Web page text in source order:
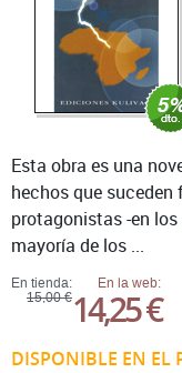
En tienda:
15,00 €
En la web:
14,25 €
DISPONIBLE EN EL
Esta obra es una
hechos que
protagonistas -en
mayoría de los ...